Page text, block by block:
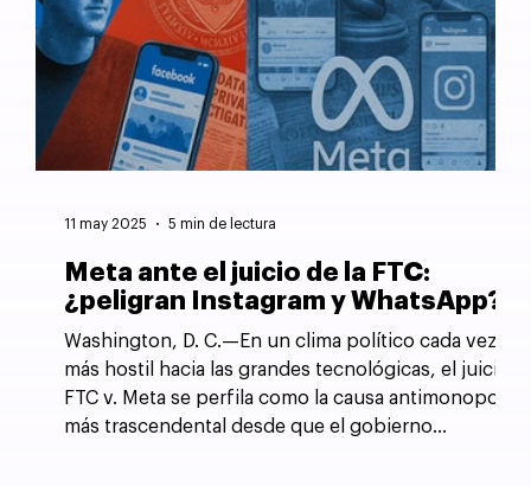
Meta ante el juicio de la FTC:
¿peligran Instagram y WhatsApp?
Washington, D. C.—En un clima político cada vez
más hostil hacia las grandes tecnológicas, el juicio
FTC v. Meta se perfila como la causa antimonopolio
más trascendental desde que el gobierno
11 may 2025 5 min de lectura